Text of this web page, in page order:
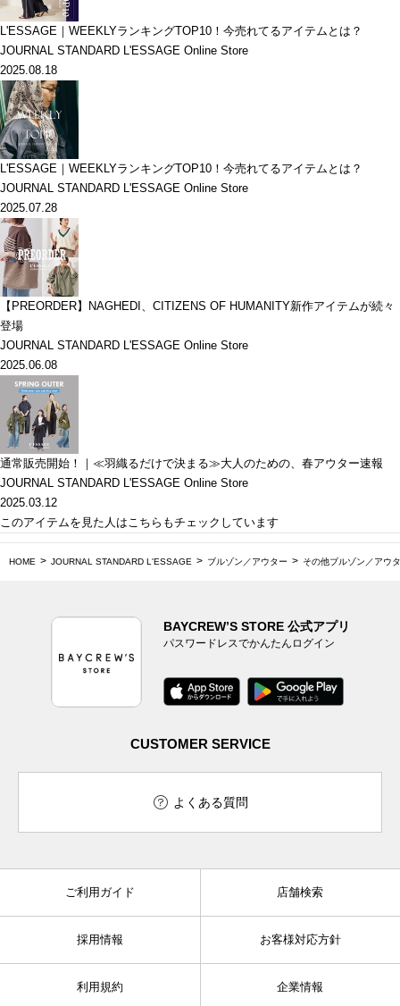
L'ESSAGE｜WEEKLYランキングTOP10！今売れてるアイテムとは？
JOURNAL STANDARD L'ESSAGE Online Store
2025.08.18
L'ESSAGE｜WEEKLYランキングTOP10！今売れてるアイテムとは？
JOURNAL STANDARD L'ESSAGE Online Store
2025.07.28
【PREORDER】NAGHEDI、CITIZENS OF HUMANITY新作アイテムが続々
登場
JOURNAL STANDARD L'ESSAGE Online Store
2025.06.08
通常販売開始！｜≪羽織るだけで決まる≫大人のための、春アウター速報
JOURNAL STANDARD L'ESSAGE Online Store
2025.03.12
このアイテムを見た人はこちらもチェックしています
HOME JOURNAL STANDARD L'ESSAGE ブルゾン／アウター その他ブルゾン／アウ
BAYCREW’S STORE 公式アプリ
パスワードレスでかんたんログイン
CUSTOMER SERVICE
よくある質問
ご利用ガイド 店舗検索
採用情報 お客様対応方針
利用規約 企業情報